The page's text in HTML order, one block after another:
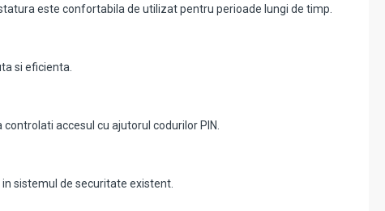
este confortabila de utilizat pentru perioade lungi de timp.
si eficienta.
accesul cu ajutorul codurilor PIN.
sistemul de securitate existent.